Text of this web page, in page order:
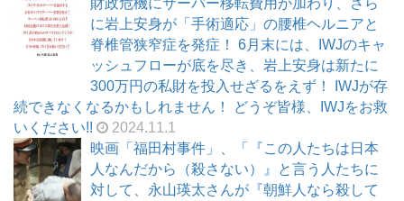
に岩上安身が「手術適応」の腰椎ヘルニアと
脊椎管狭窄症を発症！ 6月末には、IWJのキャ
ッシュフローが底を尽き、岩上安身は新たに
300万円の私財を投入せざるをえず！ IWJが存
続できなくなるかもしれません！ どうぞ皆様、IWJをお救
いください!!
2024.11.1
映画「福田村事件」、「『この人たちは日本
人なんだから（殺さない）』と言う人たちに
対して、永山瑛太さんが『朝鮮人なら殺して